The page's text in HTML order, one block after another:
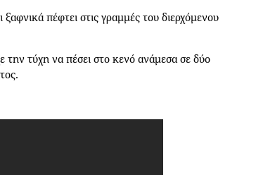
πέφτει στις γραμμές του διερχόμενου
την τύχη να πέσει στο κενό ανάμεσα σε δύο